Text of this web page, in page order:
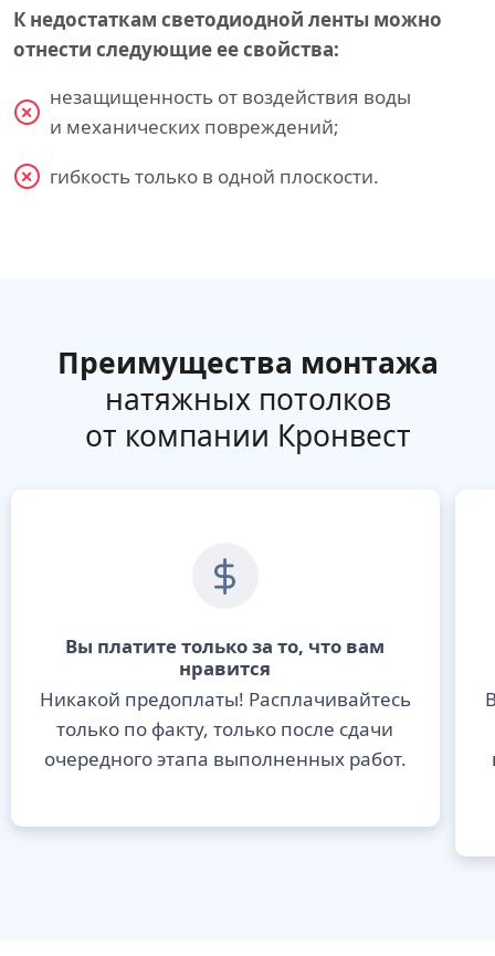
К недостаткам светодиодной ленты можно
отнести следующие ее свойства:
незащищенность от воздействия воды
и механических повреждений;
гибкость только в одной плоскости.
Преимущества монтажа
натяжных потолков
от компании Кронвест
Вы платите только за то, что вам
нравится
Никакой предоплаты! Расплачивайтесь
только по факту, только после сдачи
очередного этапа выполненных работ.